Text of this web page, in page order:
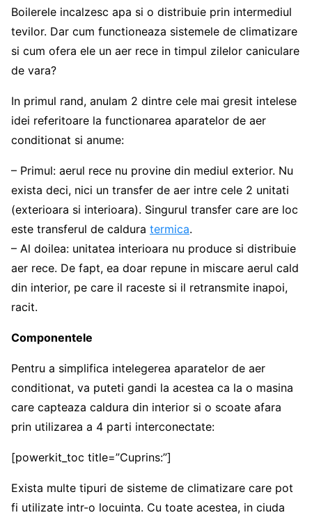
Boilerele incalzesc apa si o distribuie prin intermediul
tevilor. Dar cum functioneaza sistemele de climatizare
si cum ofera ele un aer rece in timpul zilelor caniculare
de vara?
In primul rand, anulam 2 dintre cele mai gresit intelese
idei referitoare la functionarea aparatelor de aer
conditionat si anume:
– Primul: aerul rece nu provine din mediul exterior. Nu
exista deci, nici un transfer de aer intre cele 2 unitati
(exterioara si interioara). Singurul transfer care are loc
este transferul de caldura termica.
– Al doilea: unitatea interioara nu produce si distribuie
aer rece. De fapt, ea doar repune in miscare aerul cald
din interior, pe care il raceste si il retransmite inapoi,
racit.
Componentele
Pentru a simplifica intelegerea aparatelor de aer
conditionat, va puteti gandi la acestea ca la o masina
care capteaza caldura din interior si o scoate afara
prin utilizarea a 4 parti interconectate:
[powerkit_toc title=”Cuprins:”]
Exista multe tipuri de sisteme de climatizare care pot
fi utilizate intr-o locuinta. Cu toate acestea, in ciuda